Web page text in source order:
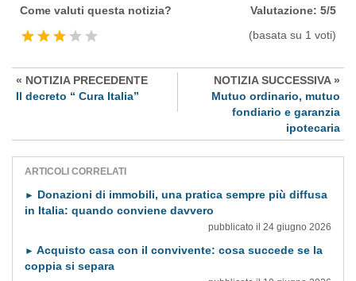
Come valuti questa notizia? Valutazione: 5/5
(basata su 1 voti)
« NOTIZIA PRECEDENTE
Il decreto “ Cura Italia”
NOTIZIA SUCCESSIVA »
Mutuo ordinario, mutuo
fondiario e garanzia
ipotecaria
ARTICOLI CORRELATI
► Donazioni di immobili, una pratica sempre più diffusa
in Italia: quando conviene davvero
pubblicato il 24 giugno 2026
► Acquisto casa con il convivente: cosa succede se la
coppia si separa